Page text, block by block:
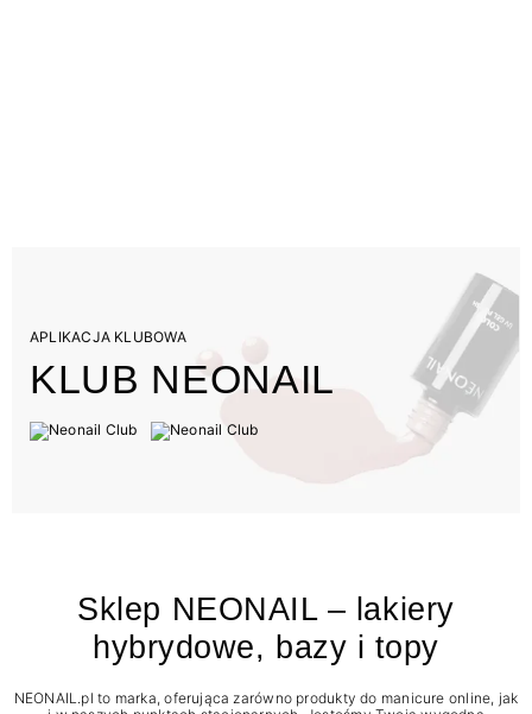
APLIKACJA KLUBOWA
KLUB NEONAIL
Sklep NEONAIL – lakiery
hybrydowe, bazy i topy
NEONAIL.pl to marka, oferująca zarówno produkty do manicure online, jak